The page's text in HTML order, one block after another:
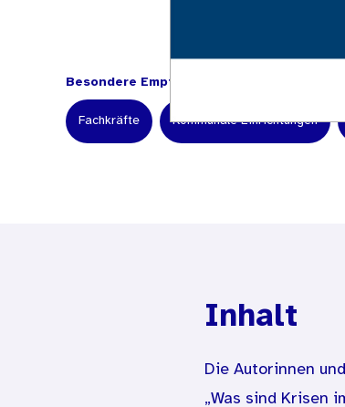
Besondere Empfehlung für:
Fachkräfte Kommunale Einrichtungen
Inhalt
Die Autorinnen
„Was sind Krisen